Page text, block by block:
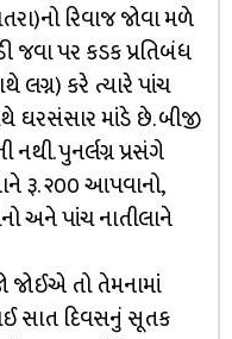
રિવાજ જોવા મળે
જવા પર કડક પ્રતિબંધ
લગ્ન) કરે ત્યારે પાંચ
ઘરસંસાર માંડે છે. બીજી
પુનર્લગ્ન પ્રસંગે
રૂ. ૨૦૦ આપવાનો,
અને પાંચ નાતીલાને
જોઈએ તો તેમનામાં
સાત દિવસનું સૂતક